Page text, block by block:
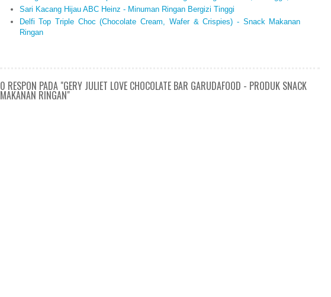
Sari Kacang Hijau ABC Heinz - Minuman Ringan Bergizi Tinggi
Delfi Top Triple Choc (Chocolate Cream, Wafer & Crispies) - Snack Makanan
Ringan
0 RESPON PADA "GERY JULIET LOVE CHOCOLATE BAR GARUDAFOOD - PRODUK SNACK
MAKANAN RINGAN"